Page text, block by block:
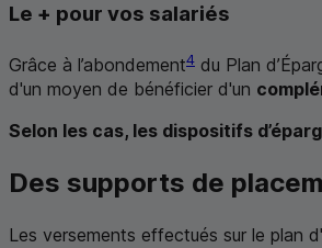
Le + pour vos salariés
Grâce à l’abondement4 du Plan
d'un moyen de bénéficier d'un
Selon les cas, les dispositifs
Des supports de
Les versements effectués sur le plan